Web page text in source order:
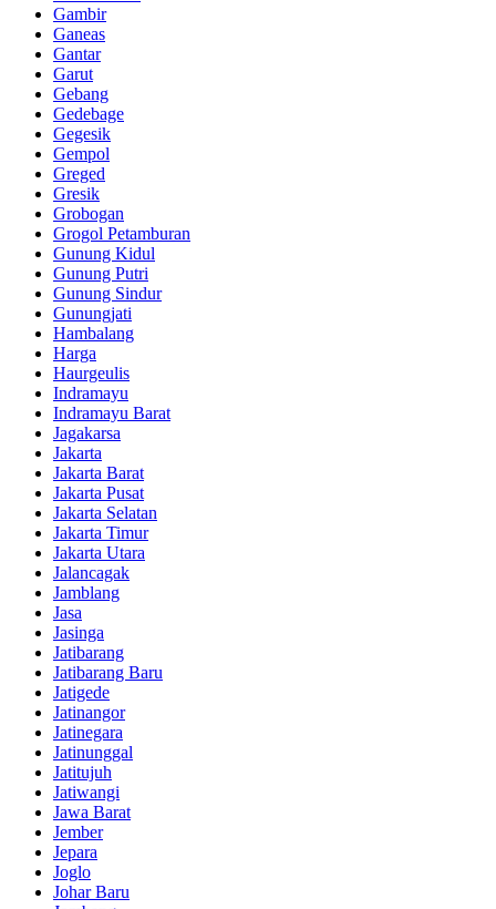
Gambir
Ganeas
Gantar
Garut
Gebang
Gedebage
Gegesik
Gempol
Greged
Gresik
Grobogan
Grogol Petamburan
Gunung Kidul
Gunung Putri
Gunung Sindur
Gunungjati
Hambalang
Harga
Haurgeulis
Indramayu
Indramayu Barat
Jagakarsa
Jakarta
Jakarta Barat
Jakarta Pusat
Jakarta Selatan
Jakarta Timur
Jakarta Utara
Jalancagak
Jamblang
Jasa
Jasinga
Jatibarang
Jatibarang Baru
Jatigede
Jatinangor
Jatinegara
Jatinunggal
Jatitujuh
Jatiwangi
Jawa Barat
Jember
Jepara
Joglo
Johar Baru